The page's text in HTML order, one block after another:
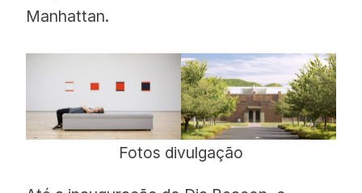
Manhattan.
Fotos divulgação